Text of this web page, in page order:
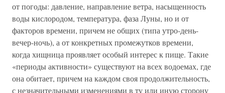
от погоды: давление, направление ветра, насыщенность
воды кислородом, температура, фаза Луны, но и от
факторов времени, причем не общих (типа утро-день-
вечер-ночь), а от конкретных промежутков времени,
когда хищница проявляет особый интерес к пище. Такие
«периоды активности» существуют на всех водоемах, где
она обитает, причем на каждом своя продолжительность,
с незначительными изменениями в ту или иную сторону